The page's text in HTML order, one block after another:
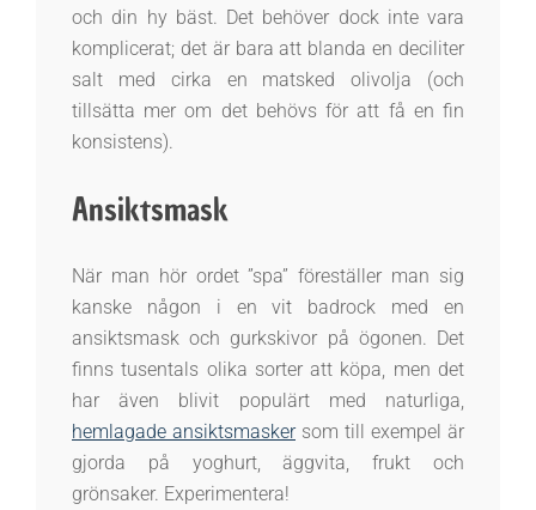
och din hy bäst. Det behöver dock inte vara
komplicerat; det är bara att blanda en deciliter
salt med cirka en matsked olivolja (och
tillsätta mer om det behövs för att få en fin
konsistens).
Ansiktsmask
När man hör ordet ”spa” föreställer man sig
kanske någon i en vit badrock med en
ansiktsmask och gurkskivor på ögonen. Det
finns tusentals olika sorter att köpa, men det
har även blivit populärt med naturliga,
hemlagade ansiktsmaskersom till exempel är
gjorda på yoghurt, äggvita, frukt och
grönsaker. Experimentera!